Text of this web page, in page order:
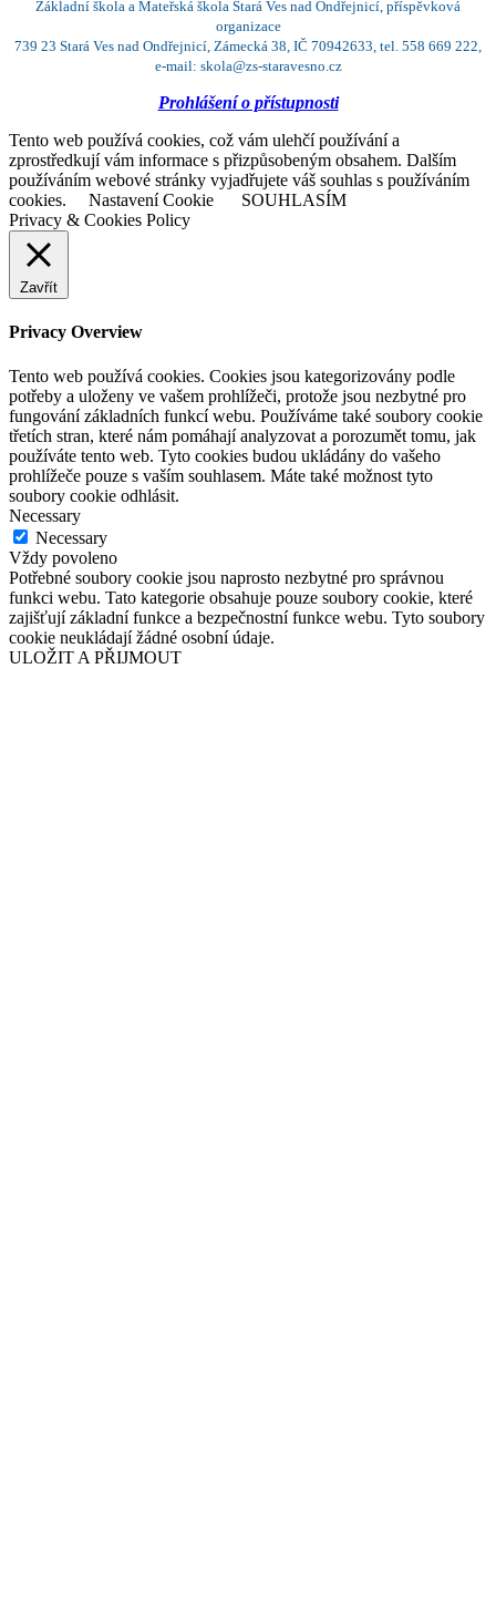
Základní škola a Mateřská škola Stará Ves nad Ondřejnicí, příspěvková
organizace
739 23 Stará Ves nad Ondřejnicí, Zámecká 38, IČ 70942633, tel. 558 669 222,
e-mail: skola@zs-staravesno.cz
Prohlášení o přístupnosti
Tento web používá cookies, což vám ulehčí používání a
zprostředkují vám informace s přizpůsobeným obsahem. Dalším
používáním webové stránky vyjadřujete váš souhlas s používáním
cookies.
Nastavení Cookie
SOUHLASÍM
Privacy & Cookies Policy
Zavřít
Privacy Overview
Tento web používá cookies. Cookies jsou kategorizovány podle
potřeby a uloženy ve vašem prohlížeči, protože jsou nezbytné pro
fungování základních funkcí webu. Používáme také soubory cookie
třetích stran, které nám pomáhají analyzovat a porozumět tomu, jak
používáte tento web. Tyto cookies budou ukládány do vašeho
prohlížeče pouze s vaším souhlasem. Máte také možnost tyto
soubory cookie odhlásit.
Necessary
Necessary
Vždy povoleno
Potřebné soubory cookie jsou naprosto nezbytné pro správnou
funkci webu. Tato kategorie obsahuje pouze soubory cookie, které
zajišťují základní funkce a bezpečnostní funkce webu. Tyto soubory
cookie neukládají žádné osobní údaje.
ULOŽIT A PŘIJMOUT